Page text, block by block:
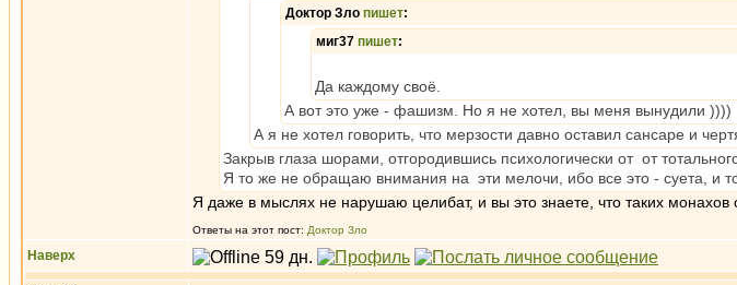
Доктор Зло пишет:
миг37 пишет:
Да каждому своё.
А вот это уже - фашизм. Но я не хотел, вы меня вынудили ))))
А я не хотел говорить, что мерзости давно оставил сансаре и
Закрыв глаза шорами, отгородившись психологически от от
Я то же не обращаю внимания на эти мелочи, ибо все это - суета, и
Я даже в мыслях не нарушаю целибат, и вы это знаете, что таких
Ответы на этот пост: Доктор Зло
Наверх